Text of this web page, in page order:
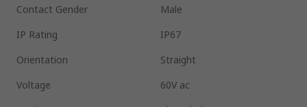
Contact Gender
Male
IP Rating
IP67
Orientation
Straight
Voltage
60V ac